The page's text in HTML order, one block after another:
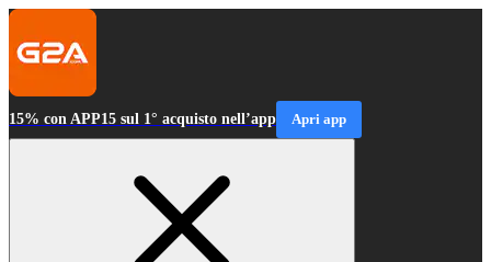
15% con APP15 sul 1° acquisto nell’app Apri app